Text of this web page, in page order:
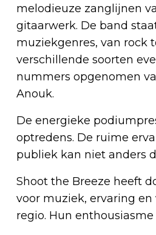
melodieuze zanglijnen
gitaarwerk. De band
muziekgenres, van rock
verschillende soorten
nummers opgenomen
Anouk.
De energieke
optredens. De ruime
publiek kan niet anders
Shoot the Breeze heeft
voor muziek, ervaring
regio. Hun